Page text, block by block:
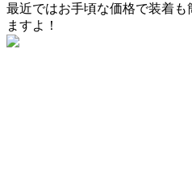
最近ではお手頃な価格で装着も
ますよ！